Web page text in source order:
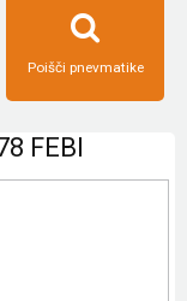
Poišči pnevmatike
FEBI